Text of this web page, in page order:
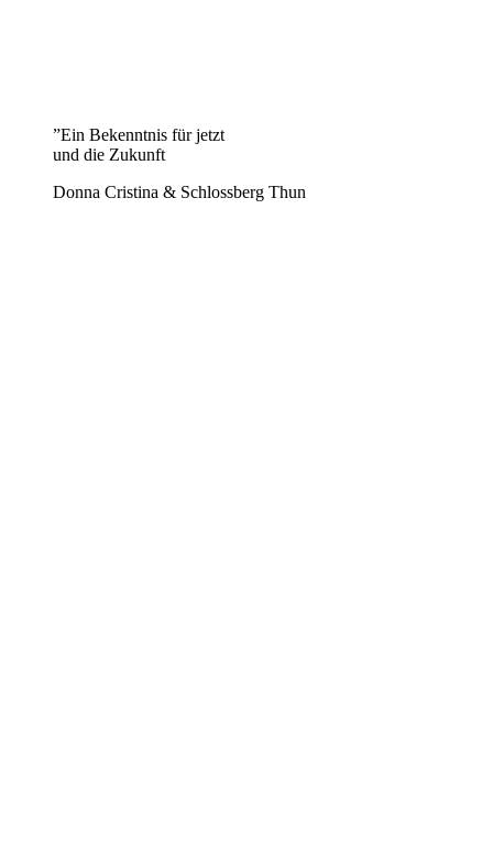
”Ein Bekenntnis für jetzt
und die Zukunft
Donna Cristina & Schlossberg Thun